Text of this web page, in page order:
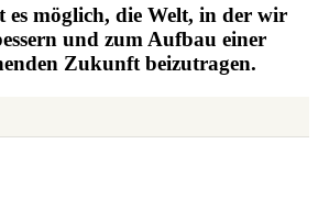
es möglich, die Welt, in der wir
und zum Aufbau einer
Zukunft beizutragen.